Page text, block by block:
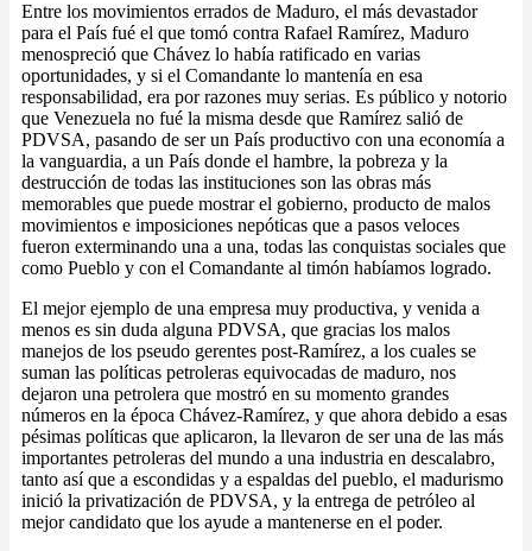
Entre los movimientos errados de Maduro, el más devastador
para el País fué el que tomó contra Rafael Ramírez, Maduro
menospreció que Chávez lo había ratificado en varias
oportunidades, y si el Comandante lo mantenía en esa
responsabilidad, era por razones muy serias. Es público y notorio
que Venezuela no fué la misma desde que Ramírez salió de
PDVSA, pasando de ser un País productivo con una economía a
la vanguardia, a un País donde el hambre, la pobreza y la
destrucción de todas las instituciones son las obras más
memorables que puede mostrar el gobierno, producto de malos
movimientos e imposiciones nepóticas que a pasos veloces
fueron exterminando una a una, todas las conquistas sociales que
como Pueblo y con el Comandante al timón habíamos logrado.
El mejor ejemplo de una empresa muy productiva, y venida a
menos es sin duda alguna PDVSA, que gracias los malos
manejos de los pseudo gerentes post-Ramírez, a los cuales se
suman las políticas petroleras equivocadas de maduro, nos
dejaron una petrolera que mostró en su momento grandes
números en la época Chávez-Ramírez, y que ahora debido a esas
pésimas políticas que aplicaron, la llevaron de ser una de las más
importantes petroleras del mundo a una industria en descalabro,
tanto así que a escondidas y a espaldas del pueblo, el madurismo
inició la privatización de PDVSA, y la entrega de petróleo al
mejor candidato que los ayude a mantenerse en el poder.